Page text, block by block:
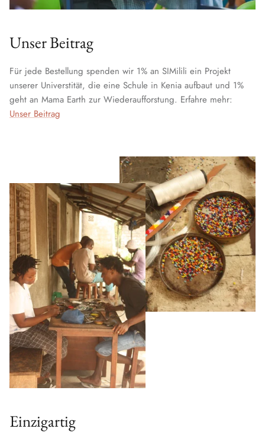
Unser Beitrag
Für jede Bestellung spenden wir 1% an SIMilili ein Projekt
unserer Universtität, die eine Schule in Kenia aufbaut und 1%
geht an Mama Earth zur Wiederaufforstung. Erfahre mehr:
Unser Beitrag
Einzigartig